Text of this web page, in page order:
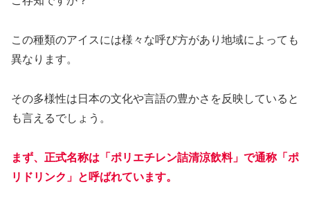
この種類のアイスには様々な呼び方があり地域によっても
異なります。
その多様性は日本の文化や言語の豊かさを反映していると
も言えるでしょう。
まず、正式名称は「ポリエチレン詰清涼飲料」で通称「ポ
リドリンク」と呼ばれています。